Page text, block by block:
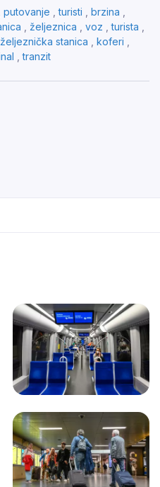
putovanje ,turisti brzina
željeznica voz ,turista
željeznička stanica koferi
,tranzit